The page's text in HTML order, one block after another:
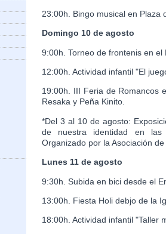
23:00h. Bingo musical en Plaza
Domingo 10 de agosto
9:00h. Torneo de frontenis en el
12:00h. Actividad infantil "El
19:00h. III Feria de Romancos
Resaka y Peña Kinito.
*Del 3 al 10 de agosto:
de nuestra identidad en las
Organizado por la Asociación de
Lunes 11 de agosto
9:30h. Subida en bici desde el
13:00h. Fiesta Holi debjo de la
18:00h. Actividad infantil "Taller